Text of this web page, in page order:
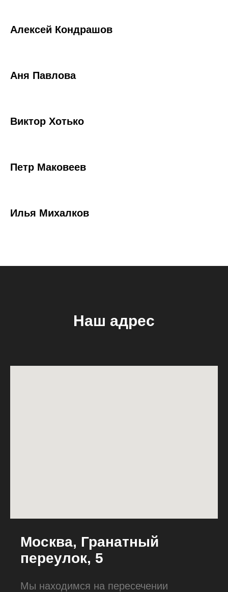
Алексей Кондрашов
Аня Павлова
Виктор Хотько
Петр Маковеев
Илья Михалков
Наш адрес
Москва, Гранатный
переулок, 5
Мы находимся на пересечении